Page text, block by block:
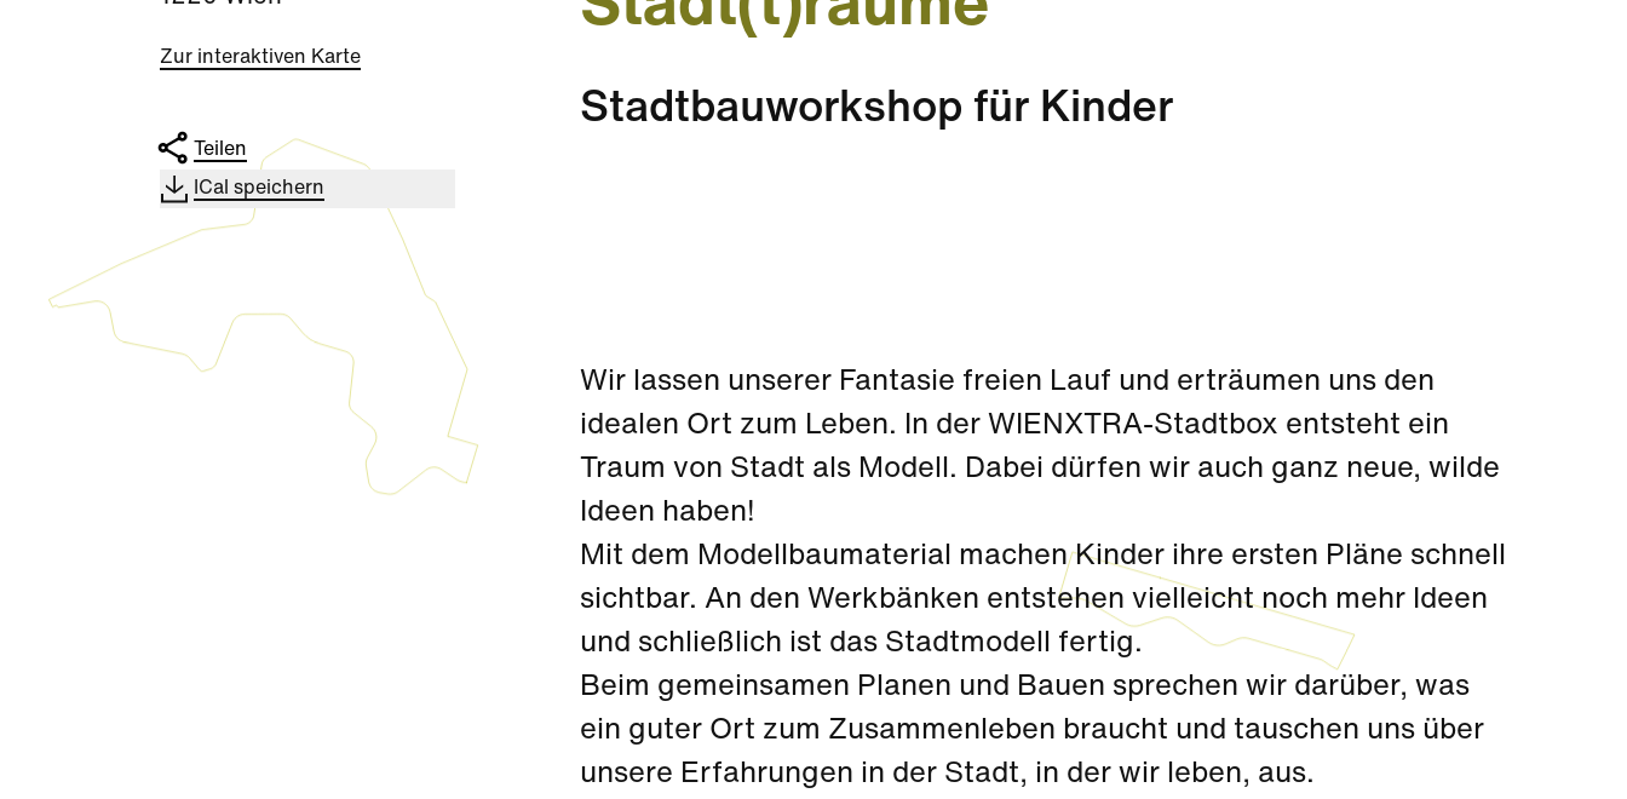
Zur interaktiven Karte
Teilen
ICal speichern
Stadtbauworkshop für Kinder
Wir lassen unserer Fantasie freien Lauf und erträumen uns den
idealen Ort zum Leben. In der WIENXTRA-Stadtbox entsteht ein
Traum von Stadt als Modell. Dabei dürfen wir auch ganz neue, wilde
Ideen haben!
Mit dem Modellbaumaterial machen Kinder ihre ersten Pläne schnell
sichtbar. An den Werkbänken entstehen vielleicht noch mehr Ideen
und schließlich ist das Stadtmodell fertig.
Beim gemeinsamen Planen und Bauen sprechen wir darüber, was
ein guter Ort zum Zusammenleben braucht und tauschen uns über
unsere Erfahrungen in der Stadt, in der wir leben, aus.